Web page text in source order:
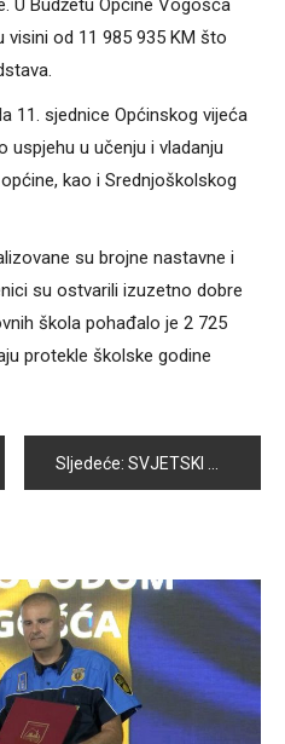
U Budžetu Općine Vogošća
od 11 985 935 KM što
11. sjednice Općinskog vijeća
u učenju i vladanju
kao i Srednjoškolskog
su brojne nastavne i
su ostvarili izuzetno dobre
škola pohađalo je 2 725
protekle školske godine
Sljedeće: SVJETSKI DAN ŠTEDNJE: GRAĐANI ŠTEDE, ALI JEDVA